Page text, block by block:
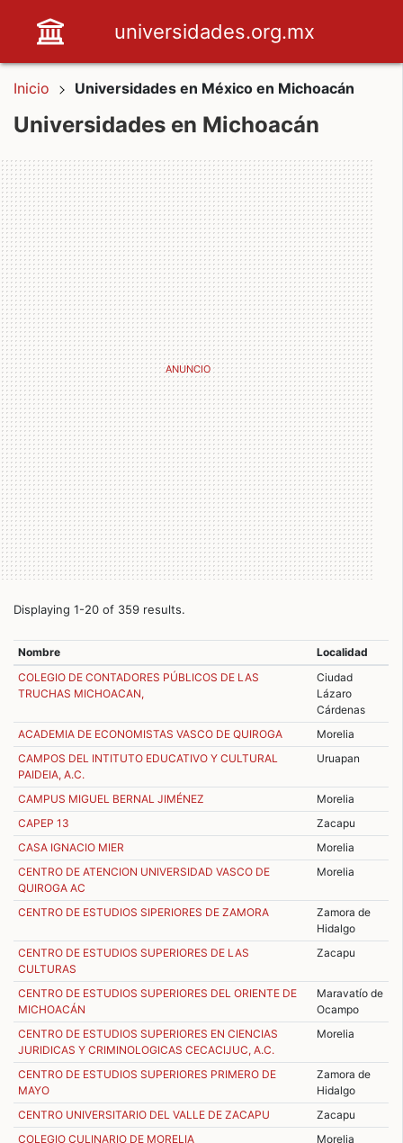
universidades.org.mx
Inicio Universidades en México en Michoacán
Universidades en Michoacán
Displaying 1-20 of 359 results.
Nombre
Localidad
COLEGIO DE CONTADORES PÚBLICOS DE LAS
TRUCHAS MICHOACAN,
Ciudad
Lázaro
Cárdenas
ACADEMIA DE ECONOMISTAS VASCO DE QUIROGA
Morelia
CAMPOS DEL INTITUTO EDUCATIVO Y CULTURAL
PAIDEIA, A.C.
Uruapan
CAMPUS MIGUEL BERNAL JIMÉNEZ
Morelia
CAPEP 13
Zacapu
CASA IGNACIO MIER
Morelia
CENTRO DE ATENCION UNIVERSIDAD VASCO DE
QUIROGA AC
Morelia
CENTRO DE ESTUDIOS SIPERIORES DE ZAMORA
Zamora de
Hidalgo
CENTRO DE ESTUDIOS SUPERIORES DE LAS
CULTURAS
Zacapu
CENTRO DE ESTUDIOS SUPERIORES DEL ORIENTE DE
MICHOACÁN
Maravatío de
Ocampo
CENTRO DE ESTUDIOS SUPERIORES EN CIENCIAS
JURIDICAS Y CRIMINOLOGICAS CECACIJUC, A.C.
Morelia
CENTRO DE ESTUDIOS SUPERIORES PRIMERO DE
MAYO
Zamora de
Hidalgo
CENTRO UNIVERSITARIO DEL VALLE DE ZACAPU
Zacapu
COLEGIO CULINARIO DE MORELIA
Morelia